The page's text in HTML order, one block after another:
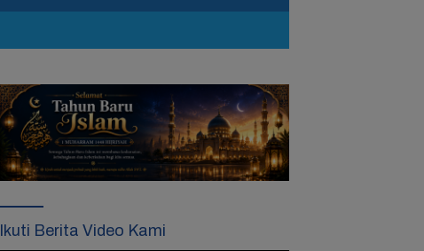
Ikuti Berita Video Kami